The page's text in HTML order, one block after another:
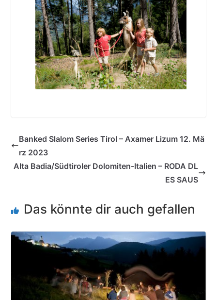
Banked Slalom Series Tirol – Axamer Lizum 12. Mä
rz 2023
Alta Badia/Südtiroler Dolomiten-Italien – RODA DL
ES SAUS
Das könnte dir auch gefallen